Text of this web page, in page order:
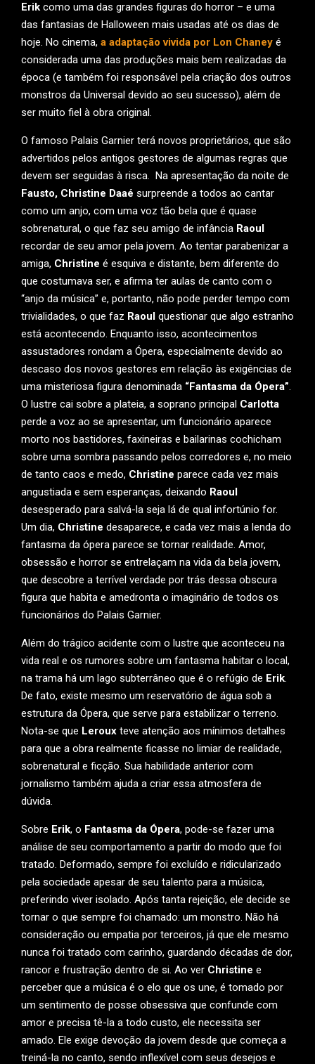
Erik como uma das grandes figuras do horror – e uma
das fantasias de Halloween mais usadas até os dias de
hoje. No cinema, a adaptação vivida por Lon Chaney é
considerada uma das produções mais bem realizadas da
época (e também foi responsável pela criação dos outros
monstros da Universal devido ao seu sucesso), além de
ser muito fiel à obra original.
O famoso Palais Garnier terá novos proprietários, que são
advertidos pelos antigos gestores de algumas regras que
devem ser seguidas à risca. Na apresentação da noite de
Fausto, Christine Daaé surpreende a todos ao cantar
como um anjo, com uma voz tão bela que é quase
sobrenatural, o que faz seu amigo de infância Raoul
recordar de seu amor pela jovem. Ao tentar parabenizar a
amiga, Christine é esquiva e distante, bem diferente do
que costumava ser, e afirma ter aulas de canto com o
“anjo da música” e, portanto, não pode perder tempo com
trivialidades, o que faz Raoul questionar que algo estranho
está acontecendo. Enquanto isso, acontecimentos
assustadores rondam a Ópera, especialmente devido ao
descaso dos novos gestores em relação às exigências de
uma misteriosa figura denominada “Fantasma da Ópera”.
O lustre cai sobre a plateia, a soprano principal Carlotta
perde a voz ao se apresentar, um funcionário aparece
morto nos bastidores, faxineiras e bailarinas cochicham
sobre uma sombra passando pelos corredores e, no meio
de tanto caos e medo, Christine parece cada vez mais
angustiada e sem esperanças, deixando Raoul
desesperado para salvá-la seja lá de qual infortúnio for.
Um dia, Christine desaparece, e cada vez mais a lenda do
fantasma da ópera parece se tornar realidade. Amor,
obsessão e horror se entrelaçam na vida da bela jovem,
que descobre a terrível verdade por trás dessa obscura
figura que habita e amedronta o imaginário de todos os
funcionários do Palais Garnier.
Além do trágico acidente com o lustre que aconteceu na
vida real e os rumores sobre um fantasma habitar o local,
na trama há um lago subterrâneo que é o refúgio de Erik.
De fato, existe mesmo um reservatório de água sob a
estrutura da Ópera, que serve para estabilizar o terreno.
Nota-se que Leroux teve atenção aos mínimos detalhes
para que a obra realmente ficasse no limiar de realidade,
sobrenatural e ficção. Sua habilidade anterior com
jornalismo também ajuda a criar essa atmosfera de
dúvida.
Sobre Erik, o Fantasma da Ópera, pode-se fazer uma
análise de seu comportamento a partir do modo que foi
tratado. Deformado, sempre foi excluído e ridicularizado
pela sociedade apesar de seu talento para a música,
preferindo viver isolado. Após tanta rejeição, ele decide se
tornar o que sempre foi chamado: um monstro. Não há
consideração ou empatia por terceiros, já que ele mesmo
nunca foi tratado com carinho, guardando décadas de dor,
rancor e frustração dentro de si. Ao ver Christine e
perceber que a música é o elo que os une, é tomado por
um sentimento de posse obsessiva que confunde com
amor e precisa tê-la a todo custo, ele necessita ser
amado. Ele exige devoção da jovem desde que começa a
treiná-la no canto, sendo inflexível com seus desejos e